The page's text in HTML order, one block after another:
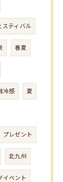
スティバル
春夏
冷感 夏
プレゼント
北九州
イベント